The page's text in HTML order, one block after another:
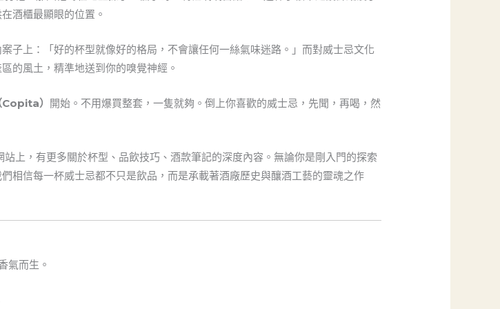
酒櫃最顯眼的位置。
子上：「好的杯型就像好的格局，不會讓任何一絲氣味迷路。」而對威士忌文化
的風土，精準地送到你的嗅覺神經。
） 開始。不用爆買整套，一隻就夠。倒上你喜歡的威士忌，先聞，再喝，然
站上，有更多關於杯型、品飲技巧、酒款筆記的深度內容。無論你是剛入門的探索
相信每一杯威士忌都不只是飲品，而是承載著酒廠歷史與釀酒工藝的靈魂之作
氣而生。